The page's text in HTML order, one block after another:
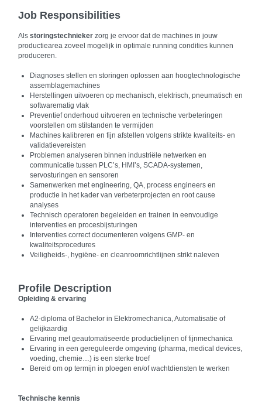
Job Responsibilities
Als storingstechnieker zorg je ervoor dat de machines in jouw
productiearea zoveel mogelijk in optimale running condities kunnen
produceren.
Diagnoses stellen en storingen oplossen aan hoogtechnologische
assemblagemachines
Herstellingen uitvoeren op mechanisch, elektrisch, pneumatisch en
softwarematig vlak
Preventief onderhoud uitvoeren en technische verbeteringen
voorstellen om stilstanden te vermijden
Machines kalibreren en fijn afstellen volgens strikte kwaliteits- en
validatievereisten
Problemen analyseren binnen industriële netwerken en
communicatie tussen PLC’s, HMI’s, SCADA-systemen,
servosturingen en sensoren
Samenwerken met engineering, QA, process engineers en
productie in het kader van verbeterprojecten en root cause
analyses
Technisch operatoren begeleiden en trainen in eenvoudige
interventies en procesbijsturingen
Interventies correct documenteren volgens GMP- en
kwaliteitsprocedures
Veiligheids-, hygiëne- en cleanroomrichtlijnen strikt naleven
Profile Description
Opleiding & ervaring
A2-diploma of Bachelor in Elektromechanica, Automatisatie of
gelijkaardig
Ervaring met geautomatiseerde productielijnen of fijnmechanica
Ervaring in een gereguleerde omgeving (pharma, medical devices,
voeding, chemie…) is een sterke troef
Bereid om op termijn in ploegen en/of wachtdiensten te werken
Technische kennis